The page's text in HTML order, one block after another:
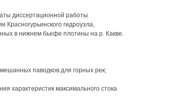
диссертационной работы
Красногурьинского гидроузла,
в нижнем бьефе плотины на р. Какве.
паводков для горных рек;
характеристик максимального стока